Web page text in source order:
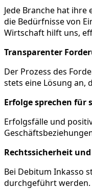
Jede Branche hat
die Bedürfnisse von
Wirtschaft hilft uns,
Transparenter
Der Prozess des
stets eine Lösung an,
Erfolge sprechen für
Erfolgsfälle und
Rechtssicherheit
Bei Debitum Inkasso
durchgeführt werden.